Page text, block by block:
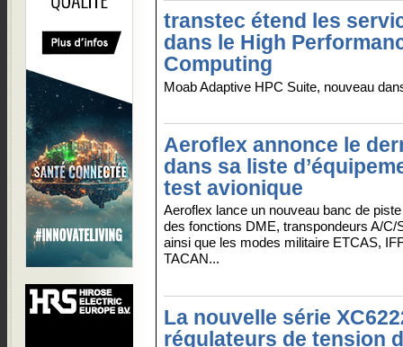
transtec étend les
dans le High
Computing
Moab Adaptive HPC Suite, nouveau
Aeroflex annonce le
dans sa liste
test avionique
Aeroflex lance un nouveau banc de
des fonctions DME, transpondeurs A/C/
ainsi que les modes militaire ETCAS,
TACAN...
La nouvelle série
régulateurs de tension